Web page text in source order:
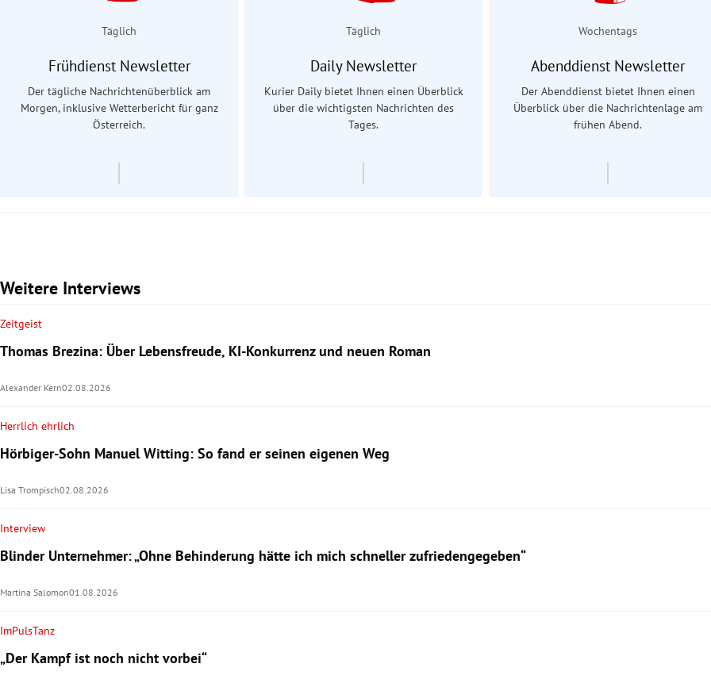
Täglich
Frühdienst Newsletter
Der tägliche Nachrichtenüberblick am
Morgen, inklusive Wetterbericht für ganz
Österreich.
Täglich
Daily Newsletter
Kurier Daily bietet Ihnen einen Überblick
über die wichtigsten Nachrichten des
Tages.
Wochentags
Abenddienst Newsletter
Der Abenddienst bietet Ihnen einen
Überblick über die Nachrichtenlage am
frühen Abend.
Weitere Interviews
Zeitgeist
Thomas Brezina: Über Lebensfreude, KI-Konkurrenz und neuen Roman
Alexander Kern02.08.2026
Herrlich ehrlich
Hörbiger-Sohn Manuel Witting: So fand er seinen eigenen Weg
Lisa Trompisch02.08.2026
Interview
Blinder Unternehmer: „Ohne Behinderung hätte ich mich schneller zufriedengegeben“
Martina Salomon01.08.2026
ImPulsTanz
„Der Kampf ist noch nicht vorbei“